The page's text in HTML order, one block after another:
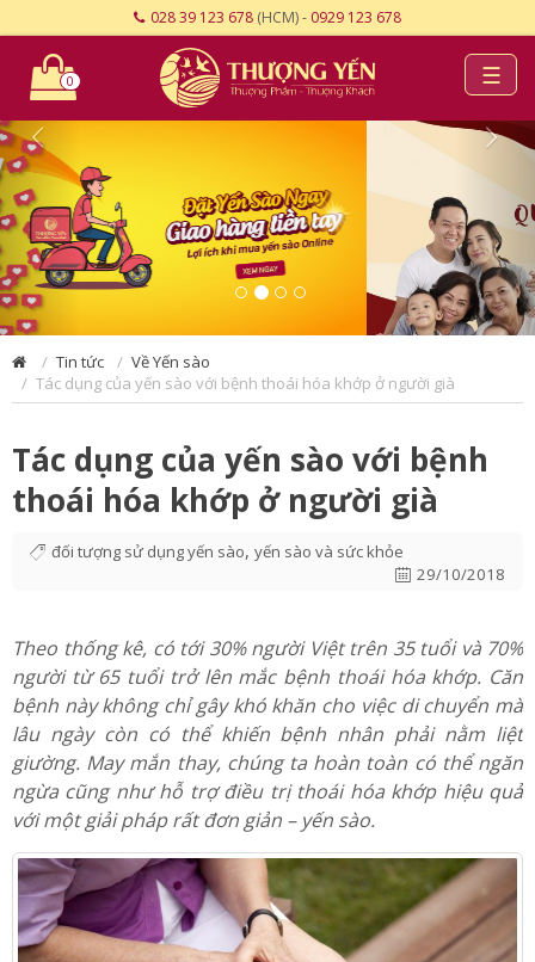
028 39 123 678 (HCM) - 0929 123 678
☰
0
Tác dụng của yến sào với bệnh thoái hóa khớp ở người già
Tác dụng của yến sào với bệnh
thoái hóa khớp ở người già
29/10/2018
Theo thống kê, có tới 30% người Việt trên 35 tuổi và 70%
người từ 65 tuổi trở lên mắc bệnh thoái hóa khớp. Căn
bệnh này không chỉ gây khó khăn cho việc di chuyển mà
lâu ngày còn có thể khiến bệnh nhân phải nằm liệt
giường. May mắn thay, chúng ta hoàn toàn có thể ngăn
ngừa cũng như hỗ trợ điều trị thoái hóa khớp hiệu quả
với một giải pháp rất đơn giản – yến sào.